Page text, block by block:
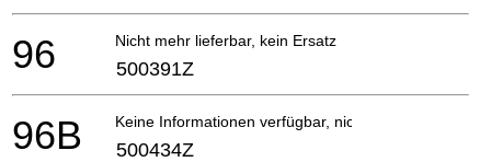
Nicht mehr lieferbar, kein Ersatz
96 500391Z
Keine Informationen verfügbar, nicht bestellbar
96B 500434Z